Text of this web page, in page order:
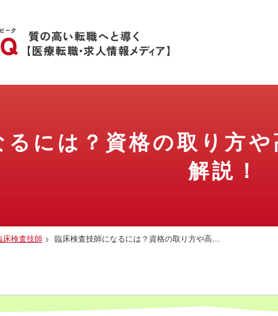
には？ 資格の取り方
解説！
床検査技師 > 臨床検査技師になるには？資格の取り方や高…